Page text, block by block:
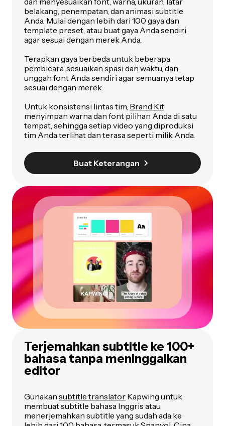
belakang, penempatan, dan animasi subtitle
Anda. Mulai dengan lebih dari 100 gaya dan
template preset, atau buat gaya Anda sendiri
agar sesuai dengan merek Anda.
Terapkan gaya berbeda untuk beberapa
pembicara, sesuaikan spasi dan waktu, dan
unggah font Anda sendiri agar semuanya tetap
sesuai dengan merek.
Untuk konsistensi lintas tim, Brand Kit
menyimpan warna dan font pilihan Anda di satu
tempat, sehingga setiap video yang diproduksi
tim Anda terlihat dan terasa seperti milik Anda.
Buat Keterangan
Terjemahkan subtitle ke 100+
bahasa tanpa meninggalkan
editor
Gunakan subtitle translator Kapwing untuk
membuat subtitle bahasa Inggris atau
menerjemahkan subtitle yang sudah ada ke